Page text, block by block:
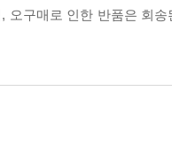
오구매로 인한 반품은 회